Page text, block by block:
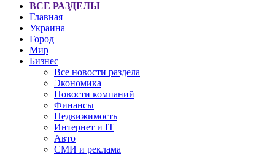
ВСЕ РАЗДЕЛЫ
Главная
Украина
Город
Мир
Бизнес
Все новости раздела
Экономика
Новости компаний
Финансы
Недвижимость
Интернет и IT
Авто
СМИ и реклама